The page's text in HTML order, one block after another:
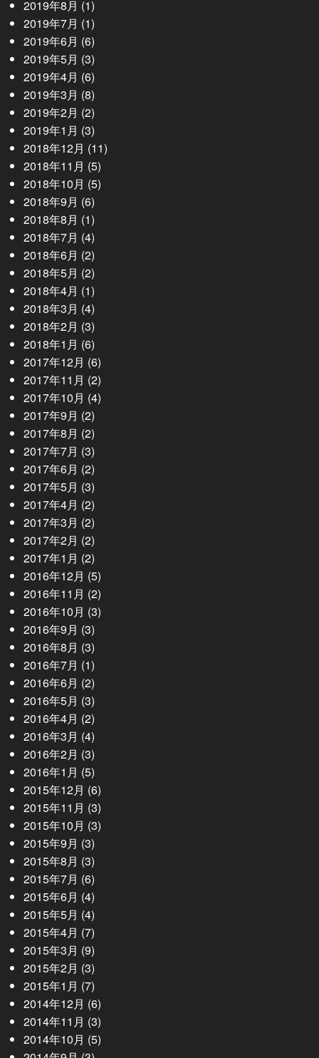
2019年8月 (1)
2019年7月 (1)
2019年6月 (6)
2019年5月 (3)
2019年4月 (6)
2019年3月 (8)
2019年2月 (2)
2019年1月 (3)
2018年12月 (11)
2018年11月 (5)
2018年10月 (5)
2018年9月 (6)
2018年8月 (1)
2018年7月 (4)
2018年6月 (2)
2018年5月 (2)
2018年4月 (1)
2018年3月 (4)
2018年2月 (3)
2018年1月 (6)
2017年12月 (6)
2017年11月 (2)
2017年10月 (4)
2017年9月 (2)
2017年8月 (2)
2017年7月 (3)
2017年6月 (2)
2017年5月 (3)
2017年4月 (2)
2017年3月 (2)
2017年2月 (2)
2017年1月 (2)
2016年12月 (5)
2016年11月 (2)
2016年10月 (3)
2016年9月 (3)
2016年8月 (3)
2016年7月 (1)
2016年6月 (2)
2016年5月 (3)
2016年4月 (2)
2016年3月 (4)
2016年2月 (3)
2016年1月 (5)
2015年12月 (6)
2015年11月 (3)
2015年10月 (3)
2015年9月 (3)
2015年8月 (3)
2015年7月 (6)
2015年6月 (4)
2015年5月 (4)
2015年4月 (7)
2015年3月 (9)
2015年2月 (3)
2015年1月 (7)
2014年12月 (6)
2014年11月 (3)
2014年10月 (5)